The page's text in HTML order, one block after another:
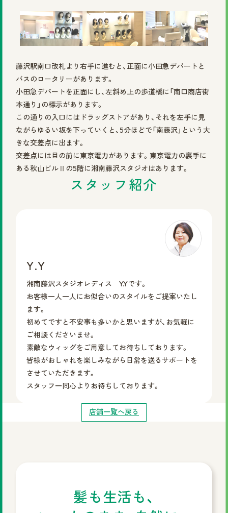
藤沢駅南口改札より右手に進むと、正面に小田急デパートと
バスのロータリーがあります。
小田急デパートを正面にし、左斜め上の歩道橋に「南口商店街
本通り」の標示があります。
この通りの入口にはドラッグストアがあり、それを左手に見
ながらゆるい坂を下っていくと、5分ほどで「南藤沢」という大
きな交差点に出ます。
交差点には目の前に東京電力があります。東京電力の裏手に
ある秋山ビルⅡの5階に湘南藤沢スタジオはあります。
スタッフ紹介
Y.Y
湘南藤沢スタジオレディス Y.Yです。
お客様一人一人にお似合いのスタイルをご提案いたし
ます。
初めてですと不安事も多いかと思いますが、お気軽に
ご相談くださいませ。
素敵なウィッグをご用意してお待ちしております。
皆様がおしゃれを楽しみながら日常を送るサポートを
させていただきます。
スタッフ一同心よりお待ちしております。
店舗一覧へ戻る
髪も生活も、